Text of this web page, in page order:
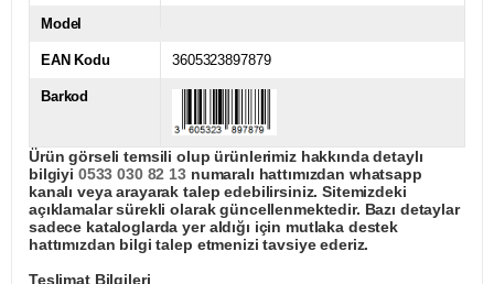
Model
EAN Kodu 3605323897879
Barkod
Ürün görseli temsili olup ürünlerimiz hakkında detaylı
bilgiyi 0533 030 82 13numaralı hattımızdan whatsapp
kanalı veya arayarak talep edebilirsiniz. Sitemizdeki
açıklamalar sürekli olarak güncellenmektedir. Bazı detaylar
sadece kataloglarda yer aldığı için mutlaka destek
hattımızdan bilgi talep etmenizi tavsiye ederiz.
Teslimat Bilgileri